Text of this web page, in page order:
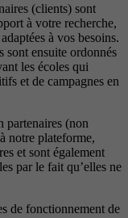
(clients) sont
à votre recherche,
à vos besoins.
sont ensuite ordonnés
les écoles qui
et de campagnes en
partenaires (non
notre plateforme,
et sont également
par le fait qu’elles ne
de fonctionnement de